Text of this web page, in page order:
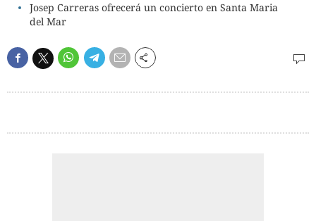
Josep Carreras ofrecerá un concierto en Santa Maria
del Mar